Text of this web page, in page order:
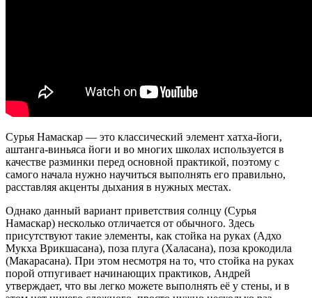
Сурья Намаскар — это классический элемент хатха-йоги,
аштанга-виньяса йоги и во многих школах используется в
качестве разминки перед основной практикой, поэтому с
самого начала нужно научиться выполнять его правильно,
расставляя акценты дыхания в нужных местах.
Однако данный вариант приветствия солнцу (Сурья
Намаскар) несколько отличается от обычного. Здесь
присутствуют такие элементы, как стойка на руках (Адхо
Мукха Врикшасана), поза плуга (Халасана), поза крокодила
(Макарасана). При этом несмотря на то, что стойка на руках
порой отпугивает начинающих практиков, Андрей
утверждает, что вы легко можете выполнять её у стены, и в